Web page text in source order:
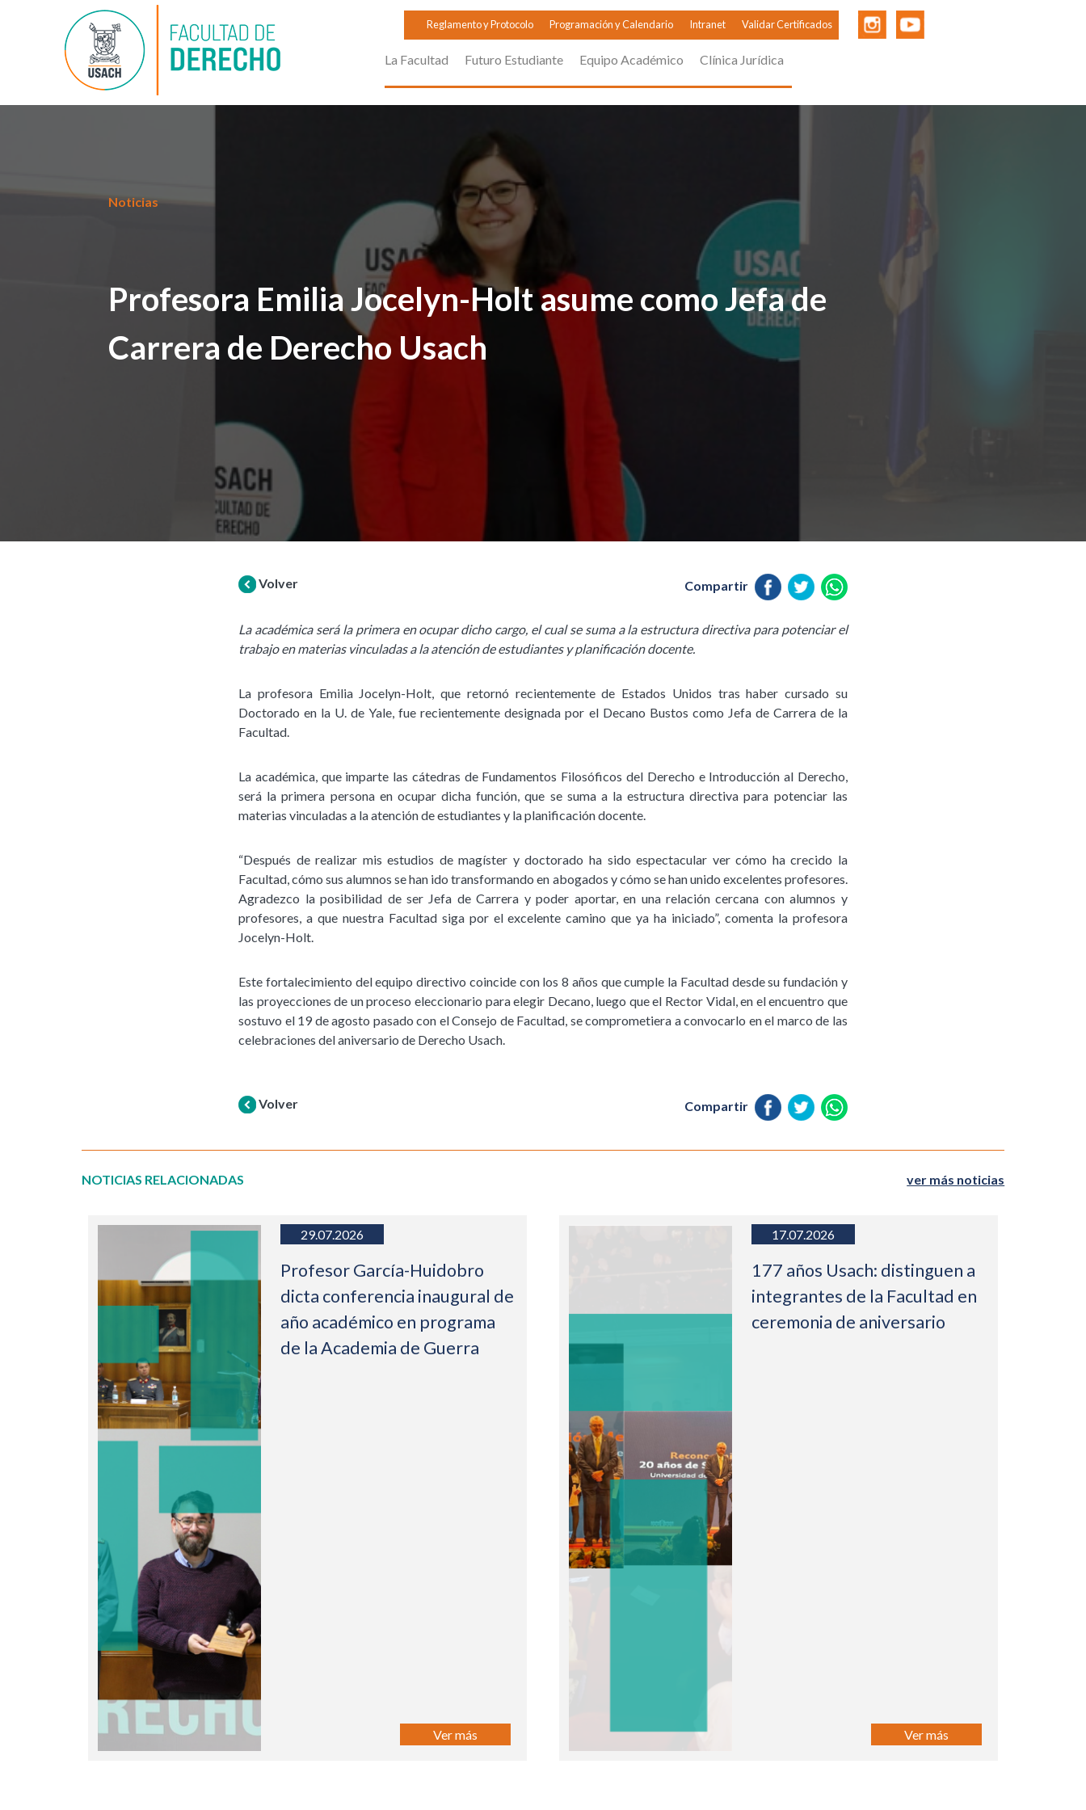
Reglamento y Protocolo Programación y Calendario Intranet Validar Certificados
La Facultad Futuro Estudiante Equipo Académico Clínica Jurídica
Noticias
Profesora Emilia Jocelyn-Holt asume como Jefa de
Carrera de Derecho Usach
Volver Compartir
La académica será la primera en ocupar dicho cargo, el cual se suma a la estructura directiva para potenciar el
trabajo en materias vinculadas a la atención de estudiantes y planificación docente.
La profesora Emilia Jocelyn-Holt, que retornó recientemente de Estados Unidos tras haber cursado su
Doctorado en la U. de Yale, fue recientemente designada por el Decano Bustos como Jefa de Carrera de la
Facultad.
La académica, que imparte las cátedras de Fundamentos Filosóficos del Derecho e Introducción al Derecho,
será la primera persona en ocupar dicha función, que se suma a la estructura directiva para potenciar las
materias vinculadas a la atención de estudiantes y la planificación docente.
“Después de realizar mis estudios de magíster y doctorado ha sido espectacular ver cómo ha crecido la
Facultad, cómo sus alumnos se han ido transformando en abogados y cómo se han unido excelentes profesores.
Agradezco la posibilidad de ser Jefa de Carrera y poder aportar, en una relación cercana con alumnos y
profesores, a que nuestra Facultad siga por el excelente camino que ya ha iniciado”, comenta la profesora
Jocelyn-Holt.
Este fortalecimiento del equipo directivo coincide con los 8 años que cumple la Facultad desde su fundación y
las proyecciones de un proceso eleccionario para elegir Decano, luego que el Rector Vidal, en el encuentro que
sostuvo el 19 de agosto pasado con el Consejo de Facultad, se comprometiera a convocarlo en el marco de las
celebraciones del aniversario de Derecho Usach.
Volver Compartir
NOTICIAS RELACIONADAS ver más noticias
29.07.2026
Profesor García-Huidobro
dicta conferencia inaugural de
año académico en programa
de la Academia de Guerra
Ver más
17.07.2026
177 años Usach: distinguen a
integrantes de la Facultad en
ceremonia de aniversario
Ver más